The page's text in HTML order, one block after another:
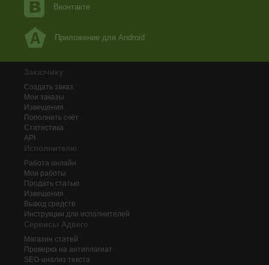
Вконтакте
Приложение для Android
Заказчику
Создать заказ
Мои заказы
Извещения
Пополнить счёт
Статистика
API
Исполнителю
Работа онлайн
Мои работы
Продать статью
Извещения
Вывод средств
Инструкции для исполнителей
Сервисы Адвего
Магазин статей
Проверка на антиплагиат
SEO-анализ текста